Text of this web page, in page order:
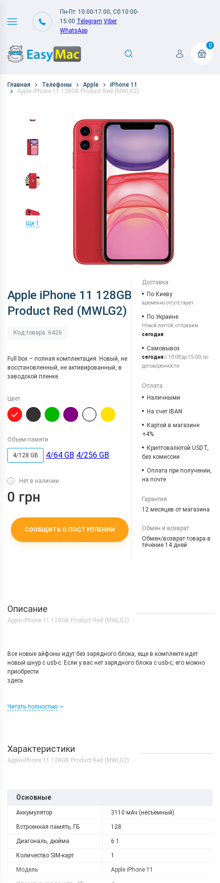
Пн-Пт: 10:00-17:00, Сб:10:00-
15:00 Telegram Viber
WhatsApp
0
Главная Телефоны Apple
iPhone 11
Apple iPhone 11 128GB Product Red (MWLG2)
Ще 1
Apple iPhone 11 128GB
Product Red (MWLG2)
Код товара: 6426
Full box – полная комплектация. Новый, не
восстановленный, не активированный, в
заводской пленке.
Цвет
Объем памяти
4/128 GB 4/64 GB 4/256 GB
Нет в наличии
0 грн
СООБЩИТЬ О ПОСТУПЛЕНИИ
Доставка
По Киеву
временно отсутствует
По Украине
Новой почтой, отправим
сегодня
Самовывоз
сегодняс 10:00 до 15:00, по
договоренности
Оплата
Наличными
На счет IBAN
Картой в магазине
+4%
Криптовалютой USDT,
без комиссии
Оплата при получении,
на почте
Гарантия
12 месяцев от магазина
Обмен и возврат
Обмен/возврат товара в
течение 14 дней
Описание
Apple iPhone 11 128GB Product Red (MWLG2)
Все новые айфоны идут без зарядного блока, еще в комплекте идет
новый шнур с usb-c. Если у вас нет зарядного блока с usb-c, его можно
приобрести
здесь
Причины купитьApple iPhone 11
Несмотря на то, что iPhone 11 вышел в 2019, я сразу хочу отметить, что
он будет еще топовым флагманом 2-3, а то и 4 года. То есть, если вы
никто вам купаться с вашим айфоном НЕ будет советовать, ибо
айфон 100 процентов переживет.
Поддержка дополнительной виртуальной sim картой, которая уже вшита
в ваш айфон, такие услуги уже есть у многих операторов
актуальной iPhone в 2022 году за сравнительно небольшие
деньги, тогда iPhone 11 подойдет для вас. Он значительно
Читать полностью
Характеристики
Apple iPhone 11 128GB Product Red (MWLG2)
Основные
Аккумулятор 3110 мАч (несъемный)
Встроенная память, ГБ 128
Диагональ, дюйма 6.1
Количество SIM-карт 1
Модель Apple iPhone 11